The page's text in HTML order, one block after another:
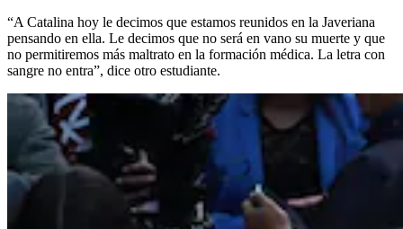
“A Catalina hoy le decimos que estamos reunidos en la Javeriana
pensando en ella. Le decimos que no será en vano su muerte y que
no permitiremos más maltrato en la formación médica. La letra con
sangre no entra”, dice otro estudiante.